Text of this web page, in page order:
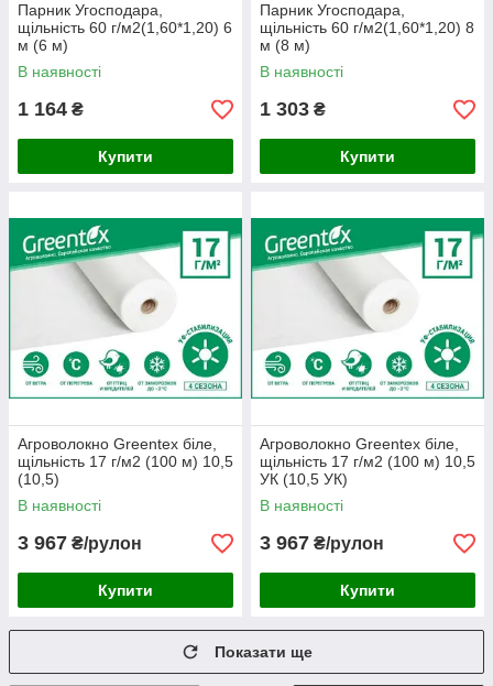
Парник Угосподара,
щільність 60 г/м2(1,60*1,20) 6
м (6 м)
В наявності
1 164 ₴
Купити
Парник Угосподара,
щільність 60 г/м2(1,60*1,20) 8
м (8 м)
В наявності
1 303 ₴
Купити
Агроволокно Greentex біле,
щільність 17 г/м2 (100 м) 10,5
(10,5)
В наявності
3 967 ₴/рулон
Купити
Агроволокно Greentex біле,
щільність 17 г/м2 (100 м) 10,5
УК (10,5 УК)
В наявності
3 967 ₴/рулон
Купити
Показати ще